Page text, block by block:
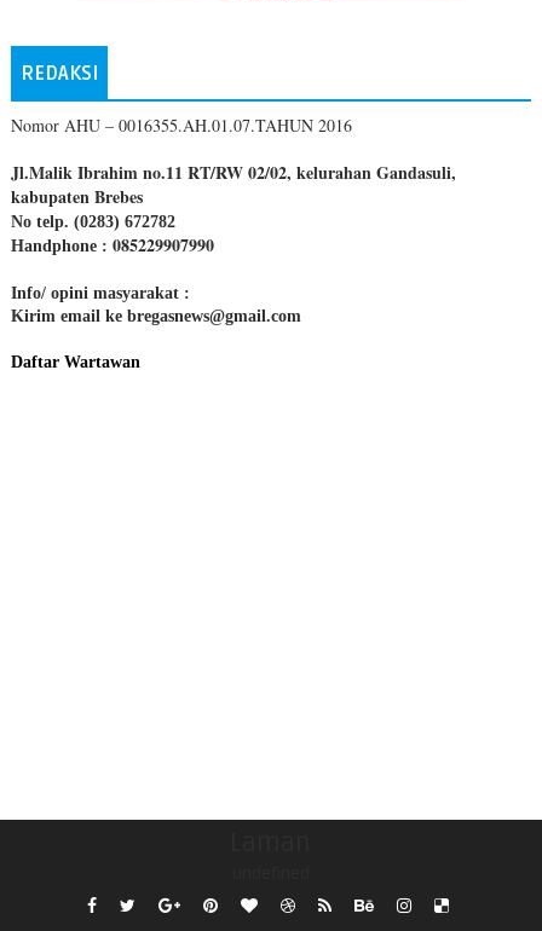
REDAKSI
Nomor AHU – 0016355.AH.01.07.TAHUN 2016
Jl.Malik Ibrahim no.11 RT/RW 02/02, kelurahan Gandasuli,
kabupaten Brebes
No telp. (0283) 672782
Handphone : 085229907990
Info/ opini masyarakat :
Kirim email ke bregasnews@gmail.com
Daftar Wartawan